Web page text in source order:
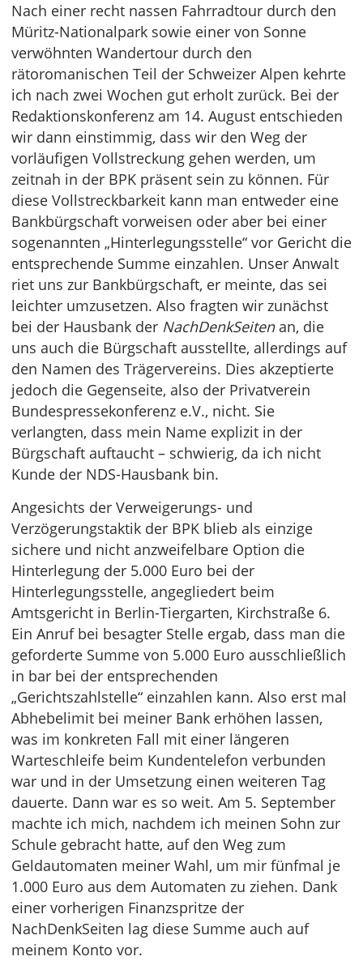
Nach einer recht nassen Fahrradtour durch den
Müritz-Nationalpark sowie einer von Sonne
verwöhnten Wandertour durch den
rätoromanischen Teil der Schweizer Alpen kehrte
ich nach zwei Wochen gut erholt zurück. Bei der
Redaktionskonferenz am 14. August entschieden
wir dann einstimmig, dass wir den Weg der
vorläufigen Vollstreckung gehen werden, um
zeitnah in der BPK präsent sein zu können. Für
diese Vollstreckbarkeit kann man entweder eine
Bankbürgschaft vorweisen oder aber bei einer
sogenannten „Hinterlegungsstelle“ vor Gericht die
entsprechende Summe einzahlen. Unser Anwalt
riet uns zur Bankbürgschaft, er meinte, das sei
leichter umzusetzen. Also fragten wir zunächst
bei der Hausbank der NachDenkSeitenan, die
uns auch die Bürgschaft ausstellte, allerdings auf
den Namen des Trägervereins. Dies akzeptierte
jedoch die Gegenseite, also der Privatverein
Bundespressekonferenz e.V., nicht. Sie
verlangten, dass mein Name explizit in der
Bürgschaft auftaucht – schwierig, da ich nicht
Kunde der NDS-Hausbank bin.
Angesichts der Verweigerungs- und
Verzögerungstaktik der BPK blieb als einzige
sichere und nicht anzweifelbare Option die
Hinterlegung der 5.000 Euro bei der
Hinterlegungsstelle, angegliedert beim
Amtsgericht in Berlin-Tiergarten, Kirchstraße 6.
Ein Anruf bei besagter Stelle ergab, dass man die
geforderte Summe von 5.000 Euro ausschließlich
in bar bei der entsprechenden
„Gerichtszahlstelle“ einzahlen kann. Also erst mal
Abhebelimit bei meiner Bank erhöhen lassen,
was im konkreten Fall mit einer längeren
Warteschleife beim Kundentelefon verbunden
war und in der Umsetzung einen weiteren Tag
dauerte. Dann war es so weit. Am 5. September
machte ich mich, nachdem ich meinen Sohn zur
Schule gebracht hatte, auf den Weg zum
Geldautomaten meiner Wahl, um mir fünfmal je
1.000 Euro aus dem Automaten zu ziehen. Dank
einer vorherigen Finanzspritze der
NachDenkSeiten lag diese Summe auch auf
meinem Konto vor.